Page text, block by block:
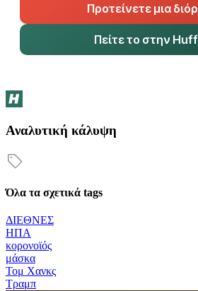
Προτείνετε μια
Πείτε το στην
Αναλυτική κάλυψη
Όλα τα σχετικά tags
ΔΙΕΘΝΕΣ
ΗΠΑ
κορονοϊός
μάσκα
Τομ Χανκς
Τραμπ